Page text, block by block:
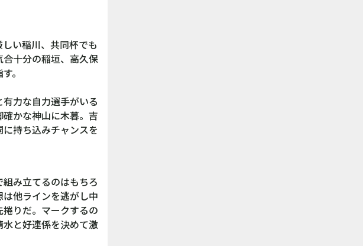
い稲川、共同杯でも
十分の稲垣、高久保
。
力な自力選手がいる
かな神山に木暮。吉
持ち込みチャンスを
み立てるのはもちろ
他ラインを逃がし中
りだ。マークするの
と好連係を決めて激